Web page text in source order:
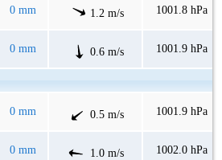
0 mm 1.2 m/s 1001.8 hPa
0 mm 0.6 m/s 1001.9 hPa
0 mm 0.5 m/s 1001.9 hPa
0 mm 1.0 m/s 1002.0 hPa